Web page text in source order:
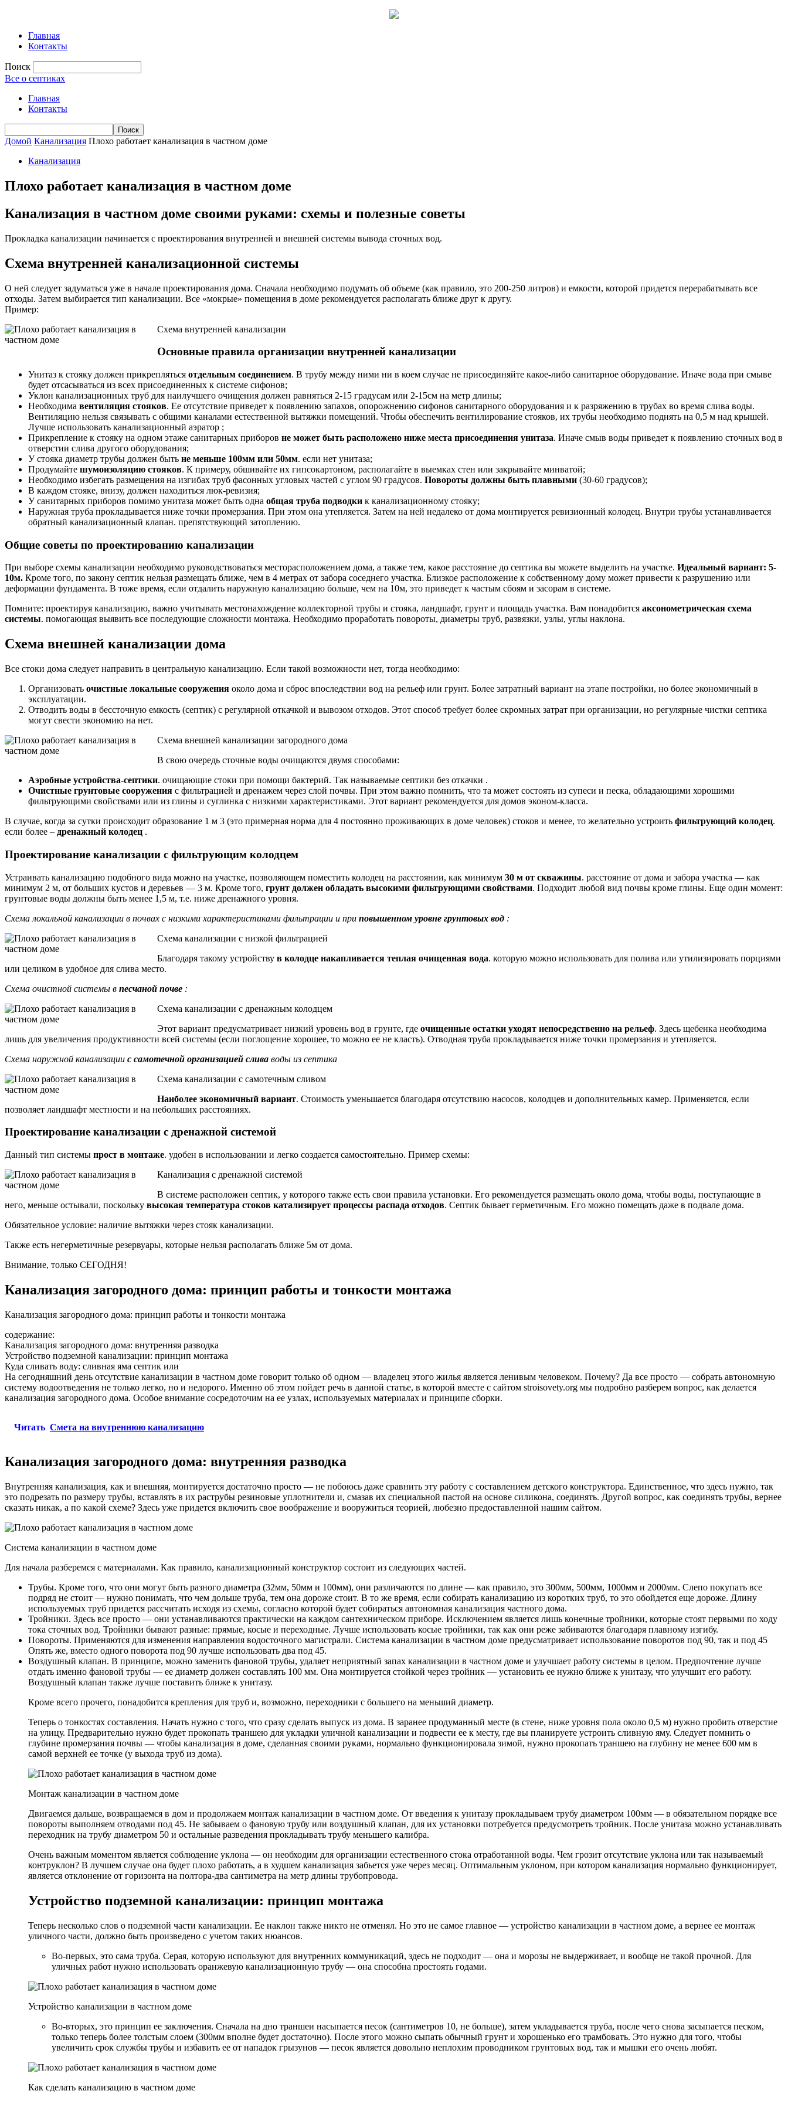
Главная
Контакты
Поиск
Все о септиках
Главная
Контакты
Домой Канализация Плохо работает канализация в частном доме
Канализация
Плохо работает канализация в частном доме
Канализация в частном доме своими руками: схемы и полезные советы
Прокладка канализации начинается с проектирования внутренней и внешней системы вывода сточных вод.
Схема внутренней канализационной системы
О ней следует задуматься уже в начале проектирования дома. Сначала необходимо подумать об объеме (как правило, это 200-250 литров) и емкости, которой придется перерабатывать все
отходы. Затем выбирается тип канализации. Все «мокрые» помещения в доме рекомендуется располагать ближе друг к другу.
Пример:
Схема внутренней канализации
Основные правила организации внутренней канализации
Унитаз к стояку должен прикрепляться отдельным соединением. В трубу между ними ни в коем случае не присоединяйте какое-либо санитарное оборудование. Иначе вода при смыве
будет отсасываться из всех присоединенных к системе сифонов;
Уклон канализационных труб для наилучшего очищения должен равняться 2-15 градусам или 2-15см на метр длины;
Необходима вентиляция стояков. Ее отсутствие приведет к появлению запахов, опорожнению сифонов санитарного оборудования и к разряжению в трубах во время слива воды.
Вентиляцию нельзя связывать с общими каналами естественной вытяжки помещений. Чтобы обеспечить вентилирование стояков, их трубы необходимо поднять на 0,5 м над крышей.
Лучше использовать канализационный аэратор ;
Прикрепление к стояку на одном этаже санитарных приборов не может быть расположено ниже места присоединения унитаза. Иначе смыв воды приведет к появлению сточных вод в
отверстии слива другого оборудования;
У стояка диаметр трубы должен быть не меньше 100мм или 50мм. если нет унитаза;
Продумайте шумоизоляцию стояков. К примеру, обшивайте их гипсокартоном, располагайте в выемках стен или закрывайте минватой;
Необходимо избегать размещения на изгибах труб фасонных угловых частей с углом 90 градусов. Повороты должны быть плавными (30-60 градусов);
В каждом стояке, внизу, должен находиться люк-ревизия;
У санитарных приборов помимо унитаза может быть одна общая труба подводки к канализационному стояку;
Наружная труба прокладывается ниже точки промерзания. При этом она утепляется. Затем на ней недалеко от дома монтируется ревизионный колодец. Внутри трубы устанавливается
обратный канализационный клапан. препятствующий затоплению.
Общие советы по проектированию канализации
При выборе схемы канализации необходимо руководствоваться месторасположением дома, а также тем, какое расстояние до септика вы можете выделить на участке. Идеальный вариант: 5-
10м. Кроме того, по закону септик нельзя размещать ближе, чем в 4 метрах от забора соседнего участка. Близкое расположение к собственному дому может привести к разрушению или
деформации фундамента. В тоже время, если отдалить наружную канализацию больше, чем на 10м, это приведет к частым сбоям и засорам в системе.
Помните: проектируя канализацию, важно учитывать местонахождение коллекторной трубы и стояка, ландшафт, грунт и площадь участка. Вам понадобится аксонометрическая схема
системы. помогающая выявить все последующие сложности монтажа. Необходимо проработать повороты, диаметры труб, развязки, узлы, углы наклона.
Схема внешней канализации дома
Все стоки дома следует направить в центральную канализацию. Если такой возможности нет, тогда необходимо:
Организовать очистные локальные сооружения около дома и сброс впоследствии вод на рельеф или грунт. Более затратный вариант на этапе постройки, но более экономичный в
эксплуатации.
Отводить воды в бессточную емкость (септик) с регулярной откачкой и вывозом отходов. Этот способ требует более скромных затрат при организации, но регулярные чистки септика
могут свести экономию на нет.
Схема внешней канализации загородного дома
В свою очередь сточные воды очищаются двумя способами:
Аэробные устройства-септики. очищающие стоки при помощи бактерий. Так называемые септики без откачки .
Очистные грунтовые сооружения с фильтрацией и дренажем через слой почвы. При этом важно помнить, что та может состоять из супеси и песка, обладающими хорошими
фильтрующими свойствами или из глины и суглинка с низкими характеристиками. Этот вариант рекомендуется для домов эконом-класса.
В случае, когда за сутки происходит образование 1 м 3 (это примерная норма для 4 постоянно проживающих в доме человек) стоков и менее, то желательно устроить фильтрующий колодец.
если более – дренажный колодец .
Проектирование канализации с фильтрующим колодцем
Устраивать канализацию подобного вида можно на участке, позволяющем поместить колодец на расстоянии, как минимум 30 м от скважины. расстояние от дома и забора участка — как
минимум 2 м, от больших кустов и деревьев — 3 м. Кроме того, грунт должен обладать высокими фильтрующими свойствами. Подходит любой вид почвы кроме глины. Еще один момент:
грунтовые воды должны быть менее 1,5 м, т.е. ниже дренажного уровня.
Схема локальной канализации в почвах с низкими характеристиками фильтрации и при повышенном уровне грунтовых вод :
Схема канализации с низкой фильтрацией
Благодаря такому устройству в колодце накапливается теплая очищенная вода. которую можно использовать для полива или утилизировать порциями
или целиком в удобное для слива место.
Схема очистной системы в песчаной почве :
Схема канализации с дренажным колодцем
Этот вариант предусматривает низкий уровень вод в грунте, где очищенные остатки уходят непосредственно на рельеф. Здесь щебенка необходима
лишь для увеличения продуктивности всей системы (если поглощение хорошее, то можно ее не класть). Отводная труба прокладывается ниже точки промерзания и утепляется.
Схема наружной канализации с самотечной организацией слива воды из септика
Схема канализации с самотечным сливом
Наиболее экономичный вариант. Стоимость уменьшается благодаря отсутствию насосов, колодцев и дополнительных камер. Применяется, если
позволяет ландшафт местности и на небольших расстояниях.
Проектирование канализации с дренажной системой
Данный тип системы прост в монтаже. удобен в использовании и легко создается самостоятельно. Пример схемы:
Канализация с дренажной системой
В системе расположен септик, у которого также есть свои правила установки. Его рекомендуется размещать около дома, чтобы воды, поступающие в
него, меньше остывали, поскольку высокая температура стоков катализирует процессы распада отходов. Септик бывает герметичным. Его можно помещать даже в подвале дома.
Обязательное условие: наличие вытяжки через стояк канализации.
Также есть негерметичные резервуары, которые нельзя располагать ближе 5м от дома.
Внимание, только СЕГОДНЯ!
Канализация загородного дома: принцип работы и тонкости монтажа
Канализация загородного дома: принцип работы и тонкости монтажа
содержание:
Канализация загородного дома: внутренняя разводка
Устройство подземной канализации: принцип монтажа
Куда сливать воду: сливная яма септик или
На сегодняшний день отсутствие канализации в частном доме говорит только об одном — владелец этого жилья является ленивым человеком. Почему? Да все просто — собрать автономную
систему водоотведения не только легко, но и недорого. Именно об этом пойдет речь в данной статье, в которой вместе с сайтом stroisovety.org мы подробно разберем вопрос, как делается
канализация загородного дома. Особое внимание сосредоточим на ее узлах, используемых материалах и принципе сборки.
Читать Смета на внутреннюю канализацию
Канализация загородного дома: внутренняя разводка
Внутренняя канализация, как и внешняя, монтируется достаточно просто — не побоюсь даже сравнить эту работу с составлением детского конструктора. Единственное, что здесь нужно, так
это подрезать по размеру трубы, вставлять в их раструбы резиновые уплотнители и, смазав их специальной пастой на основе силикона, соединять. Другой вопрос, как соединять трубы, вернее
сказать никак, а по какой схеме? Здесь уже придется включить свое воображение и вооружиться теорией, любезно предоставленной нашим сайтом.
Система канализации в частном доме
Для начала разберемся с материалами. Как правило, канализационный конструктор состоит из следующих частей.
Трубы. Кроме того, что они могут быть разного диаметра (32мм, 50мм и 100мм), они различаются по длине — как правило, это 300мм, 500мм, 1000мм и 2000мм. Слепо покупать все
подряд не стоит — нужно понимать, что чем дольше труба, тем она дороже стоит. В то же время, если собирать канализацию из коротких труб, то это обойдется еще дороже. Длину
используемых труб придется рассчитать исходя из схемы, согласно которой будет собираться автономная канализация частного дома.
Тройники. Здесь все просто — они устанавливаются практически на каждом сантехническом приборе. Исключением является лишь конечные тройники, которые стоят первыми по ходу
тока сточных вод. Тройники бывают разные: прямые, косые и переходные. Лучше использовать косые тройники, так как они реже забиваются благодаря плавному изгибу.
Повороты. Применяются для изменения направления водосточного магистрали. Система канализации в частном доме предусматривает использование поворотов под 90, так и под 45
Опять же, вместо одного поворота под 90 лучше использовать два под 45.
Воздушный клапан. В принципе, можно заменить фановой трубы, удаляет неприятный запах канализации в частном доме и улучшает работу системы в целом. Предпочтение лучше
отдать именно фановой трубы — ее диаметр должен составлять 100 мм. Она монтируется стойкой через тройник — установить ее нужно ближе к унитазу, что улучшит его работу.
Воздушный клапан также лучше поставить ближе к унитазу.
Кроме всего прочего, понадобится крепления для труб и, возможно, переходники с большего на меньший диаметр.
Теперь о тонкостях составления. Начать нужно с того, что сразу сделать выпуск из дома. В заранее продуманный месте (в стене, ниже уровня пола около 0,5 м) нужно пробить отверстие
на улицу. Предварительно нужно будет прокопать траншею для укладки уличной канализации и подвести ее к месту, где вы планируете устроить сливную яму. Следует помнить о
глубине промерзания почвы — чтобы канализация в доме, сделанная своими руками, нормально функционировала зимой, нужно прокопать траншею на глубину не менее 600 мм в
самой верхней ее точке (у выхода труб из дома).
Монтаж канализации в частном доме
Двигаемся дальше, возвращаемся в дом и продолжаем монтаж канализации в частном доме. От введения к унитазу прокладываем трубу диаметром 100мм — в обязательном порядке все
повороты выполняем отводами под 45. Не забываем о фановую трубу или воздушный клапан, для их установки потребуется предусмотреть тройник. После унитаза можно устанавливать
переходник на трубу диаметром 50 и остальные разведения прокладывать трубу меньшего калибра.
Очень важным моментом является соблюдение уклона — он необходим для организации естественного стока отработанной воды. Чем грозит отсутствие уклона или так называемый
контруклон? В лучшем случае она будет плохо работать, а в худшем канализация забьется уже через месяц. Оптимальным уклоном, при котором канализация нормально функционирует,
является отклонение от горизонта на полтора-два сантиметра на метр длины трубопровода.
Устройство подземной канализации: принцип монтажа
Теперь несколько слов о подземной части канализации. Ее наклон также никто не отменял. Но это не самое главное — устройство канализации в частном доме, а вернее ее монтаж
уличного части, должно быть произведено с учетом таких нюансов.
Во-первых, это сама труба. Серая, которую используют для внутренних коммуникаций, здесь не подходит — она ​​и морозы не выдерживает, и вообще не такой прочной. Для
уличных работ нужно использовать оранжевую канализационную трубу — она ​​способна простоять годами.
Устройство канализации в частном доме
Во-вторых, это принцип ее заключения. Сначала на дно траншеи насыпается песок (сантиметров 10, не больше), затем укладывается труба, после чего снова засыпается песком,
только теперь более толстым слоем (300мм вполне будет достаточно). После этого можно сыпать обычный грунт и хорошенько его трамбовать. Это нужно для того, чтобы
увеличить срок службы трубы и избавить ее от нападок грызунов — песок является довольно неплохим проводником грунтовых вод, так и мышки его очень любят.
Как сделать канализацию в частном доме